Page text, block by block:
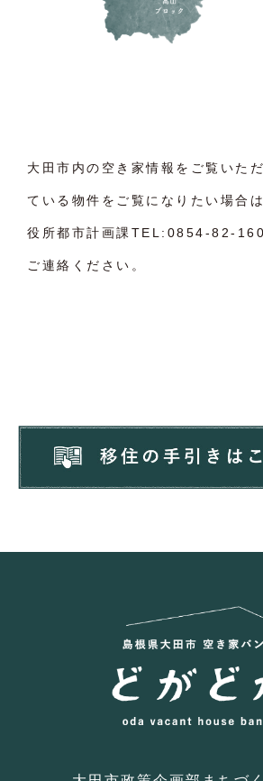
大田市内の空き家情報をご覧いた
ている物件をご覧になりたい場合
役所都市計画課TEL:0854-82-
ご連絡ください。